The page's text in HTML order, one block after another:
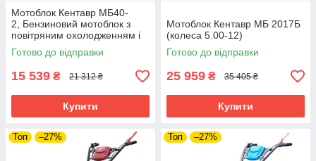
Мотоблок Кентавр МБ40-
2, Бензиновий мотоблок з
повітряним охолодженням і
потужністю 7 л. с.
Готово до відправки
15 539 ₴ 21 312 ₴
Купити
Мотоблок Кентавр МБ 2017Б
(колеса 5.00-12)
Готово до відправки
25 959 ₴ 35 405 ₴
Купити
Топ –27% Топ –27%